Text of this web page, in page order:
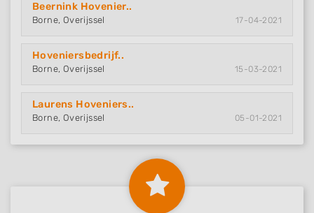
Beernink Hovenier..
Borne, Overijssel 17-04-2021
Hoveniersbedrijf..
Borne, Overijssel 15-03-2021
Laurens Hoveniers..
Borne, Overijssel 05-01-2021